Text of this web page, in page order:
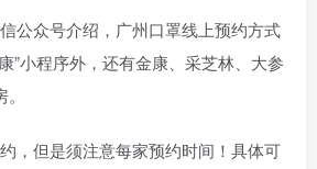
公众号介绍，广州口罩线上预约方式
”小程序外，还有金康、采芝林、大参
，但是须注意每家预约时间！具体可